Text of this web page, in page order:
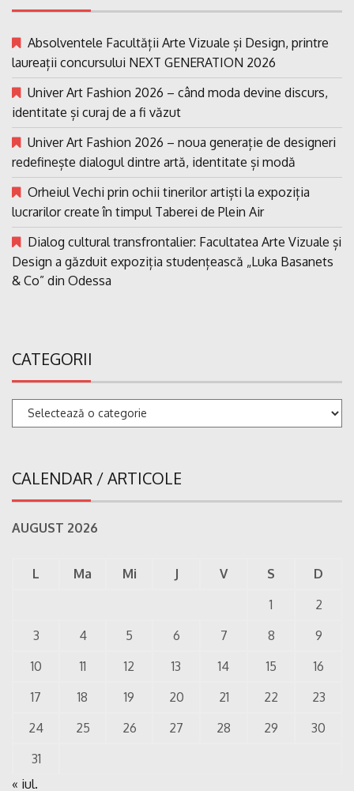
Absolventele Facultății Arte Vizuale și Design, printre
laureații concursului NEXT GENERATION 2026
Univer Art Fashion 2026 – când moda devine discurs,
identitate și curaj de a fi văzut
Univer Art Fashion 2026 – noua generație de designeri
redefinește dialogul dintre artă, identitate și modă
Orheiul Vechi prin ochii tinerilor artiști la expoziția
lucrarilor create în timpul Taberei de Plein Air
Dialog cultural transfrontalier: Facultatea Arte Vizuale și
Design a găzduit expoziția studențească „Luka Basanets
& Co” din Odessa
CATEGORII
Categorii
CALENDAR / ARTICOLE
AUGUST 2026
L Ma Mi J V S
D
1
2
3
4 5 6 7 8
9
10
11 12 13 14 15
16
17
18 19 20 21 22
23
24
25 26 27 28 29
30
31
« iul.